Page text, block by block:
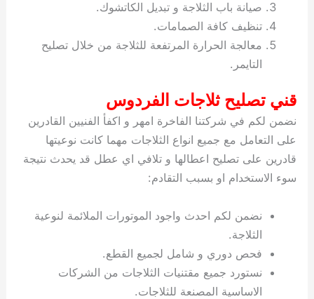
صيانة باب الثلاجة و تبديل الكاتشوك.
تنظيف كافة الصمامات.
معالجة الحرارة المرتفعة للثلاجة من خلال تصليح
التايمر.
قني تصليح ثلاجات الفردوس
نضمن لكم في شركتنا الفاخرة امهر و اكفأ الفنيين القادرين
على التعامل مع جميع انواع الثلاجات مهما كانت نوعيتها
قادرين على تصليح اعطالها و تلافي اي عطل قد يحدث نتيجة
سوء الاستخدام او بسبب التقادم:
نضمن لكم احدث واجود الموتورات الملائمة لنوعية
الثلاجة.
فحص دوري و شامل لجميع القطع.
نستورد جميع مقتنيات الثلاجات من الشركات
الاساسية المصنعة للثلاجات.